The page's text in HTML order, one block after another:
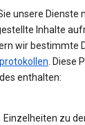
unsere Dienste
Inhalte
wir bestimmte
. Diese
enthalten:
Einzelheiten zu